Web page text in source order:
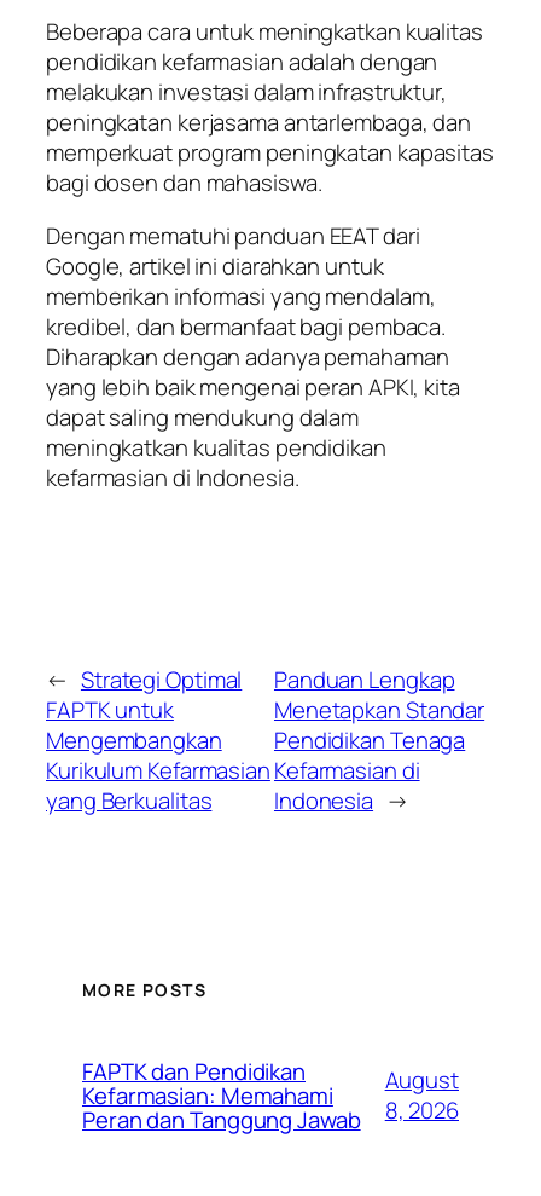
Beberapa cara untuk meningkatkan kualitas
pendidikan kefarmasian adalah dengan
melakukan investasi dalam infrastruktur,
peningkatan kerjasama antarlembaga, dan
memperkuat program peningkatan kapasitas
bagi dosen dan mahasiswa.
Dengan mematuhi panduan EEAT dari
Google, artikel ini diarahkan untuk
memberikan informasi yang mendalam,
kredibel, dan bermanfaat bagi pembaca.
Diharapkan dengan adanya pemahaman
yang lebih baik mengenai peran APKI, kita
dapat saling mendukung dalam
meningkatkan kualitas pendidikan
kefarmasian di Indonesia.
← Strategi Optimal
FAPTK untuk
Mengembangkan
Kurikulum Kefarmasian
yang Berkualitas
Panduan Lengkap
Menetapkan Standar
Pendidikan Tenaga
Kefarmasian di
Indonesia →
MORE POSTS
FAPTK dan Pendidikan
Kefarmasian: Memahami
Peran dan Tanggung Jawab
August
8, 2026